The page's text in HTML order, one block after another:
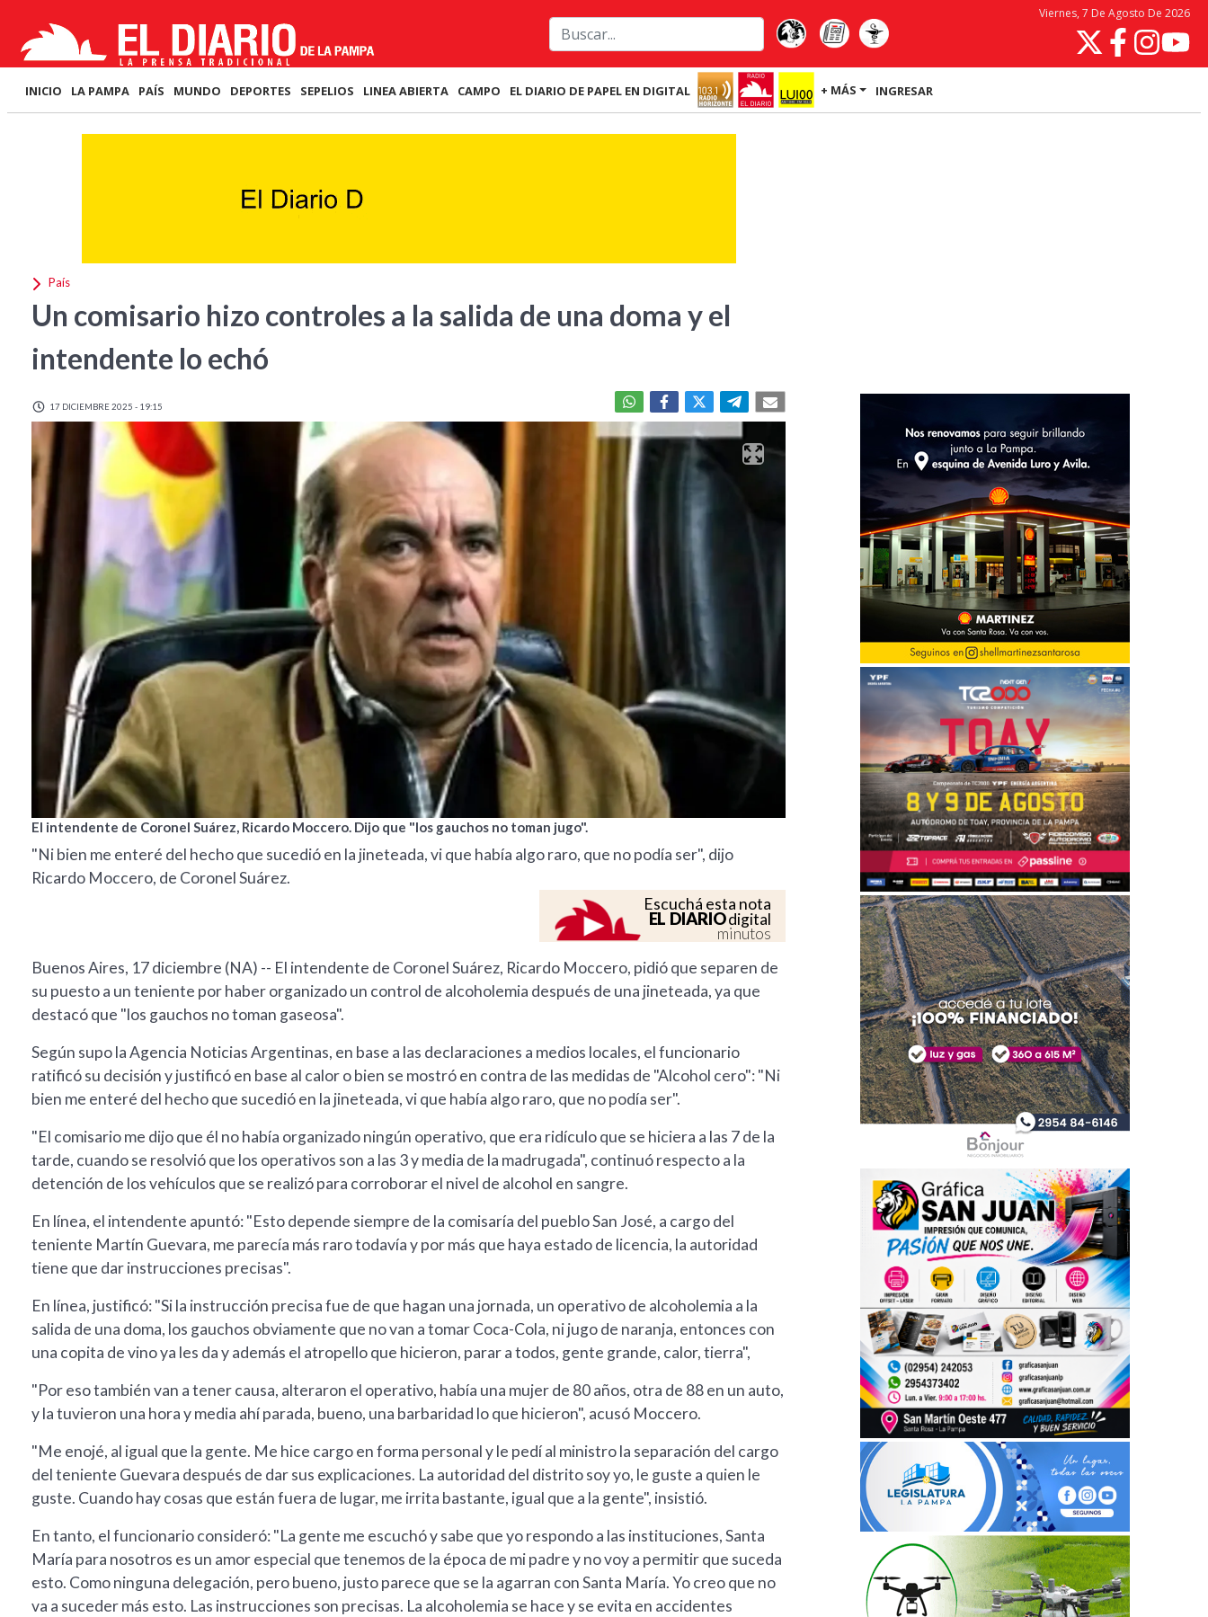
Viernes, 7 De Agosto De 2026
INICIO LA PAMPA PAÍS MUNDO DEPORTES SEPELIOS LINEA ABIERTA CAMPO EL DIARIO DE PAPEL EN DIGITAL + MÁS INGRESAR
País
Un comisario hizo controles a la salida de una doma y el
intendente lo echó
17 DICIEMBRE 2025 - 19:15
El intendente de Coronel Suárez, Ricardo Moccero. Dijo que "los gauchos no toman jugo".
"Ni bien me enteré del hecho que sucedió en la jineteada, vi que había algo raro, que no podía ser", dijo
Ricardo Moccero, de Coronel Suárez.
Escuchá esta nota
EL DIARIOdigital
minutos
Buenos Aires, 17 diciembre (NA) -- El intendente de Coronel Suárez, Ricardo Moccero, pidió que separen de
su puesto a un teniente por haber organizado un control de alcoholemia después de una jineteada, ya que
destacó que "los gauchos no toman gaseosa".
Según supo la Agencia Noticias Argentinas, en base a las declaraciones a medios locales, el funcionario
ratificó su decisión y justificó en base al calor o bien se mostró en contra de las medidas de "Alcohol cero": "Ni
bien me enteré del hecho que sucedió en la jineteada, vi que había algo raro, que no podía ser".
"El comisario me dijo que él no había organizado ningún operativo, que era ridículo que se hiciera a las 7 de la
tarde, cuando se resolvió que los operativos son a las 3 y media de la madrugada", continuó respecto a la
detención de los vehículos que se realizó para corroborar el nivel de alcohol en sangre.
En línea, el intendente apuntó: "Esto depende siempre de la comisaría del pueblo San José, a cargo del
teniente Martín Guevara, me parecía más raro todavía y por más que haya estado de licencia, la autoridad
tiene que dar instrucciones precisas".
En línea, justificó: "Si la instrucción precisa fue de que hagan una jornada, un operativo de alcoholemia a la
salida de una doma, los gauchos obviamente que no van a tomar Coca-Cola, ni jugo de naranja, entonces con
una copita de vino ya les da y además el atropello que hicieron, parar a todos, gente grande, calor, tierra",
"Por eso también van a tener causa, alteraron el operativo, había una mujer de 80 años, otra de 88 en un auto,
y la tuvieron una hora y media ahí parada, bueno, una barbaridad lo que hicieron", acusó Moccero.
"Me enojé, al igual que la gente. Me hice cargo en forma personal y le pedí al ministro la separación del cargo
del teniente Guevara después de dar sus explicaciones. La autoridad del distrito soy yo, le guste a quien le
guste. Cuando hay cosas que están fuera de lugar, me irrita bastante, igual que a la gente", insistió.
En tanto, el funcionario consideró: "La gente me escuchó y sabe que yo respondo a las instituciones, Santa
María para nosotros es un amor especial que tenemos de la época de mi padre y no voy a permitir que suceda
esto. Como ninguna delegación, pero bueno, justo parece que se la agarran con Santa María. Yo creo que no
va a suceder más esto. Las instrucciones son precisas. La alcoholemia se hace y se evita en accidentes